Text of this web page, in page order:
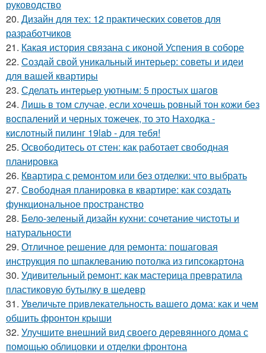
руководство
20. Дизайн для тех: 12 практических советов для
разработчиков
21. Какая история связана с иконой Успения в соборе
22. Создай свой уникальный интерьер: советы и идеи
для вашей квартиры
23. Сделать интерьер уютным: 5 простых шагов
24. Лишь в том случае, если хочешь ровный тон кожи без
воспалений и черных тожечек, то это Находка -
кислотный пилинг 19lab - для тебя!
25. Освободитесь от стен: как работает свободная
планировка
26. Квартира с ремонтом или без отделки: что выбрать
27. Свободная планировка в квартире: как создать
функциональное пространство
28. Бело-зеленый дизайн кухни: сочетание чистоты и
натуральности
29. Отличное решение для ремонта: пошаговая
инструкция по шпаклеванию потолка из гипсокартона
30. Удивительный ремонт: как мастерица превратила
пластиковую бутылку в шедевр
31. Увеличьте привлекательность вашего дома: как и чем
обшить фронтон крыши
32. Улучшите внешний вид своего деревянного дома с
помощью облицовки и отделки фронтона